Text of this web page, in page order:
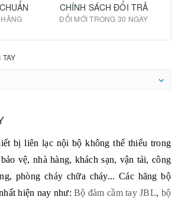
CHÍNH SÁCH ĐỔI TRẢ
ĐỔI MỚI TRONG 30 NGÀY
bị liên lạc nội bộ không thể thiếu trong
vệ, nhà hàng, khách sạn, vận tải, công
phòng cháy chữa cháy... Các hãng bộ
hiện nay như:Bộ đàm cầm tay JBL, bộ